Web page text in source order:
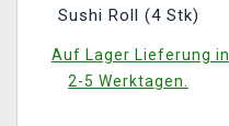
Sushi Roll (4 Stk)
Auf Lager Lieferung in
2-5 Werktagen.